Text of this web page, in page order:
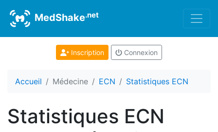
MedShake.net
Inscription Connexion
Accueil Médecine ECN Statistiques ECN
Statistiques ECN